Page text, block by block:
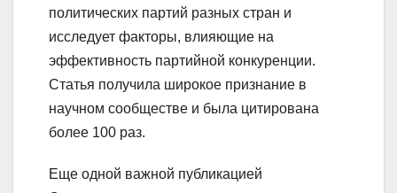
политических партий разных стран и
исследует факторы, влияющие на
эффективность партийной конкуренции.
Статья получила широкое признание в
научном сообществе и была цитирована
более 100 раз.
Еще одной важной публикацией